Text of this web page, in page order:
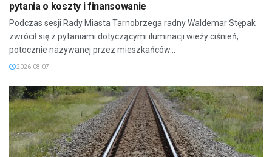
pytania o koszty i finansowanie
Podczas sesji Rady Miasta Tarnobrzega radny Waldemar Stępak
zwrócił się z pytaniami dotyczącymi iluminacji wieży ciśnień,
potocznie nazywanej przez mieszkańców...
2026-08-07